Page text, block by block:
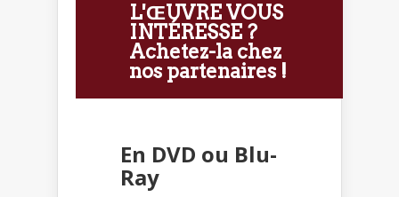
L'ŒUVRE VOUS
INTÉRESSE ?
Achetez-la chez
nos partenaires !
En DVD ou Blu-
Ray